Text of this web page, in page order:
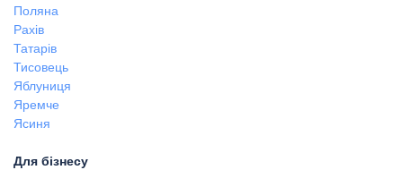
Поляна
Рахів
Татарів
Тисовець
Яблуниця
Яремче
Ясиня
Для бізнесу